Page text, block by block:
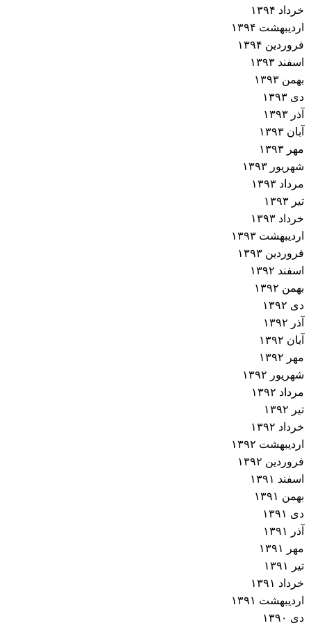
خرداد ۱۳۹۴
اردیبهشت ۱۳۹۴
فروردین ۱۳۹۴
اسفند ۱۳۹۳
بهمن ۱۳۹۳
دی ۱۳۹۳
آذر ۱۳۹۳
آبان ۱۳۹۳
مهر ۱۳۹۳
شهریور ۱۳۹۳
مرداد ۱۳۹۳
تیر ۱۳۹۳
خرداد ۱۳۹۳
اردیبهشت ۱۳۹۳
فروردین ۱۳۹۳
اسفند ۱۳۹۲
بهمن ۱۳۹۲
دی ۱۳۹۲
آذر ۱۳۹۲
آبان ۱۳۹۲
مهر ۱۳۹۲
شهریور ۱۳۹۲
مرداد ۱۳۹۲
تیر ۱۳۹۲
خرداد ۱۳۹۲
اردیبهشت ۱۳۹۲
فروردین ۱۳۹۲
اسفند ۱۳۹۱
بهمن ۱۳۹۱
دی ۱۳۹۱
آذر ۱۳۹۱
مهر ۱۳۹۱
تیر ۱۳۹۱
خرداد ۱۳۹۱
اردیبهشت ۱۳۹۱
دی ۱۳۹۰